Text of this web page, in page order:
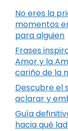
No eres la
momentos
para alguien
Frases
Amor y la
cariño de la
Descubre el
aclarar y
Guía
hacia qué